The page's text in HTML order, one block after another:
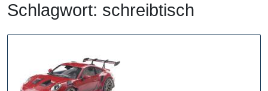
Schlagwort: schreibtisch